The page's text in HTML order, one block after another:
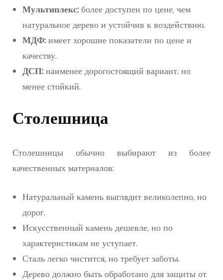
Мультиплекс: более доступен по цене, чем
натуральное дерево и устойчив к воздействию.
МДФ: имеет хорошие показатели по цене и
качеству.
ДСП: наименее дорогостоящий вариант, но
менее стойкий.
Столешница
Столешницы обычно выбирают из более
качественных материалов:
Натуральный камень выглядит великолепно, но
дорог.
Искусственный камень дешевле, но по
характеристикам не уступает.
Сталь легко чистится, но требует заботы.
Дерево должно быть обработано для защиты от